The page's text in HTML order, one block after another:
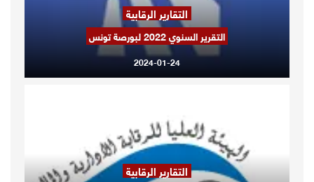
التقارير الرقابية
التقرير السنوي 2022 لبورصة تونس
2024-01-24
التقارير الرقابية